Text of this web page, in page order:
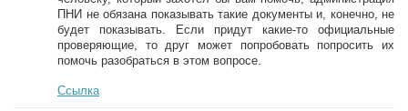
ПНИ не обязана показывать такие документы и, конечно, не
будет показывать. Если придут какие-то официальные
проверяющие, то друг может попробовать попросить их
помочь разобраться в этом вопросе.
Ссылка